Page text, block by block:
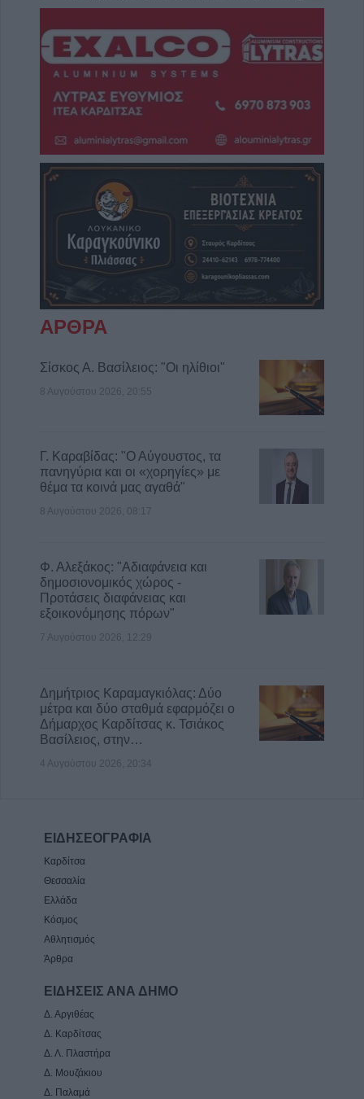
ΑΡΘΡΑ
Σίσκος Α. Βασίλειος: "Οι ηλίθιοι"
8 Αυγούστου 2026, 20:55
Γ. Καραβίδας: "Ο Αύγουστος, τα
πανηγύρια και οι «χορηγίες» με
θέμα τα κοινά μας αγαθά"
8 Αυγούστου 2026, 08:17
Φ. Αλεξάκος: "Αδιαφάνεια και
δημοσιονομικός χώρος -
Προτάσεις διαφάνειας και
εξοικονόμησης πόρων"
7 Αυγούστου 2026, 12:29
Δημήτριος Καραμαγκιόλας: Δύο
μέτρα και δύο σταθμά εφαρμόζει ο
Δήμαρχος Καρδίτσας κ. Τσιάκος
Βασίλειος, στην…
4 Αυγούστου 2026, 20:34
ΕΙΔΗΣΕΟΓΡΑΦΙΑ
Καρδίτσα
Θεσσαλία
Ελλάδα
Κόσμος
Αθλητισμός
Άρθρα
ΕΙΔΗΣΕΙΣ ΑΝΑ ΔΗΜΟ
Δ. Αργιθέας
Δ. Καρδίτσας
Δ. Λ. Πλαστήρα
Δ. Μουζάκιου
Δ. Παλαμά